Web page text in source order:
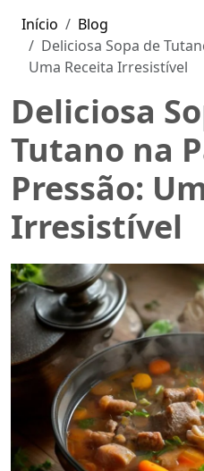
Início
Blog
Deliciosa Sopa de
Uma Receita Irresistível
Deliciosa
Tutano na
Pressão:
Irresistível